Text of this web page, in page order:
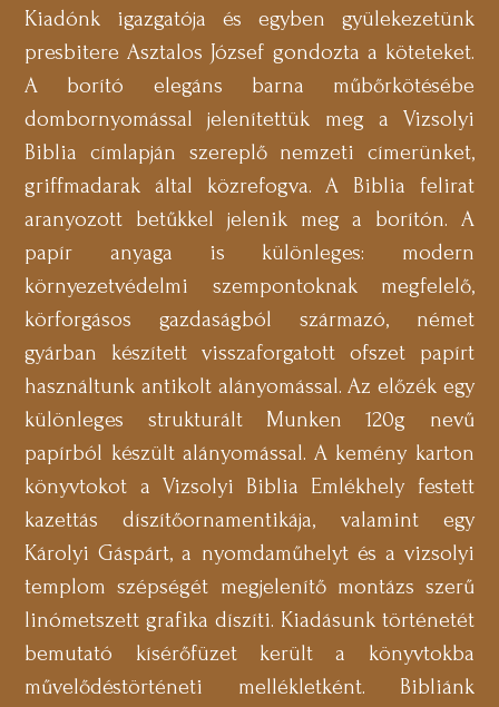
Kiadónk igazgatója és egyben gyülekezetünk
presbitere Asztalos József gondozta a köteteket.
A borító elegáns barna műbőrkötésébe
dombornyomással jelenítettük meg a Vizsolyi
Biblia címlapján szereplő nemzeti címerünket,
griffmadarak által közrefogva. A Biblia felirat
aranyozott betűkkel jelenik meg a borítón. A
papír anyaga is különleges: modern
környezetvédelmi szempontoknak megfelelő,
körforgásos gazdaságból származó, német
gyárban készített visszaforgatott ofszet papírt
használtunk antikolt alányomással. Az előzék egy
különleges strukturált Munken 120g nevű
papírból készült alányomással. A kemény karton
könyvtokot a Vizsolyi Biblia Emlékhely festett
kazettás díszítőornamentikája, valamint egy
Károlyi Gáspárt, a nyomdaműhelyt és a vizsolyi
templom szépségét megjelenítő montázs szerű
linómetszett grafika díszíti. Kiadásunk történetét
bemutató kísérőfüzet került a könyvtokba
művelődéstörténeti mellékletként. Bibliánk